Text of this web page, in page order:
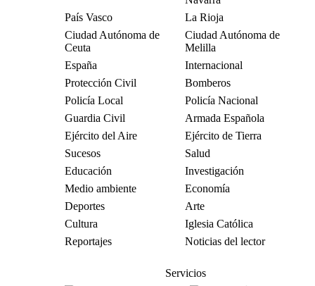
País Vasco
La Rioja
Ciudad Autónoma de
Ceuta
Ciudad Autónoma de
Melilla
España
Internacional
Protección Civil
Bomberos
Policía Local
Policía Nacional
Guardia Civil
Armada Española
Ejército del Aire
Ejército de Tierra
Sucesos
Salud
Educación
Investigación
Medio ambiente
Economía
Deportes
Arte
Cultura
Iglesia Católica
Reportajes
Noticias del lector
Servicios